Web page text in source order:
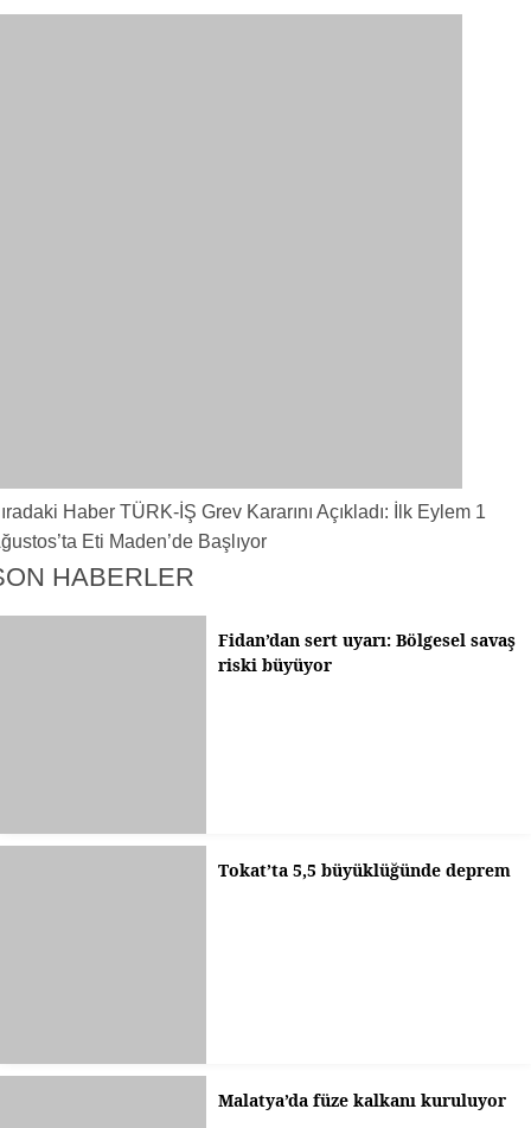
Haber TÜRK-İŞ Grev Kararını Açıkladı: İlk Eylem 1
Eti Maden’de Başlıyor
HABERLER
Fidan’dan sert uyarı: Bölgesel savaş
riski büyüyor
Tokat’ta 5,5 büyüklüğünde deprem
Malatya’da füze kalkanı kuruluyor